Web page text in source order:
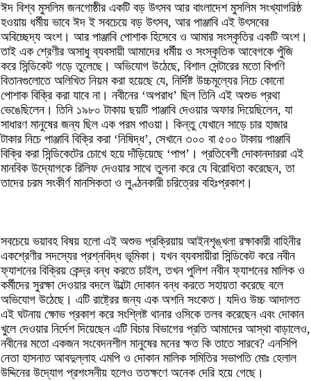
​ঈদ বিশ্ব মুসলিম জনগোষ্ঠীর একটি বড় উৎসব আর বাংলাদেশ মুসলিম সংখ্যাগরিষ্ঠ
হওয়ায় ধর্মীয় ভাবে ঈদ ই সবচেয়ে বড় উৎসব, আর পাঞ্জাবি এই উৎসবের
অবিচ্ছেদ্য অংশ। আর পাঞ্জাবি পোশাক হিসেবে ও আমার সংস্কৃতির একটি অংশ।
তাই এক শ্রেণীর অসাধু ব্যবসায়ী আমাদের ধর্মীয় ও সংস্কৃতিক আবেগকে পুঁজি
করে সিন্ডিকেট গড়ে তুলেছে। অভিযোগ উঠেছে, বিশাল সেন্টারের মতো বিপণি
বিতানগুলোতে অলিখিত নিয়ম করা হয়েছে যে, নির্দিষ্ট উচ্চমূল্যের নিচে কোনো
পোশাক বিক্রি করা যাবে না। নবীনের ‘অপরাধ’ ছিল তিনি এই অশুভ প্রথা
ভেঙেছিলেন। তিনি ১৯৮০ টাকায় ছয়টি পাঞ্জাবি দেওয়ার অফার দিয়েছিলেন, যা
সাধারণ মানুষের জন্য ছিল এক পরম পাওয়া। কিন্তু যেখানে সাড়ে চার হাজার
টাকার নিচে পাঞ্জাবি বিক্রি করা ‘নিষিদ্ধ’, সেখানে ৩০০ বা ৫০০ টাকায় পাঞ্জাবি
বিক্রি করা সিন্ডিকেটের চোখে হয়ে দাঁড়িয়েছে ‘পাপ’। প্রতিবেশী দোকানদাররা এই
মানবিক উদ্যোগকে রিলিফ দেওয়ার সাথে তুলনা করে যে বিরোধিতা করেছেন, তা
তাদের চরম সংকীর্ণ মানসিকতা ও লুণ্ঠনকারী চরিত্রের বহিঃপ্রকাশ।
​সবচেয়ে ভয়াবহ বিষয় হলো এই অশুভ প্রক্রিয়ায় আইনশৃঙ্খলা রক্ষাকারী বাহিনীর
একশ্রেণীর সদস্যের প্রশ্নবিদ্ধ ভূমিকা। যখন ব্যবসায়ীরা সিন্ডিকেট করে নবীন
ফ্যাশনের বিক্রিয় কেন্দ্র বন্ধ করতে চাইল, তখন পুলিশ নবীন ফ্যাশনের মালিক ও
কর্মীদের সুরক্ষা দেওয়ার বদলে উল্টো দোকান বন্ধ করতে সহায়তা করেছে বলে
অভিযোগ উঠেছে। এটি রাষ্ট্রের জন্য এক অশনি সংকেত। যদিও উচ্চ আদালত
এই ঘটনায় ক্ষোভ প্রকাশ করে সংশ্লিষ্ট থানার ওসিকে তলব করেছেন এবং দোকান
খুলে দেওয়ার নির্দেশ দিয়েছেন এটি বিচার বিভাগের প্রতি আমাদের আস্থা বাড়ালেও,
নবীনের মতো একজন সংবেদনশীল মানুষের মনের ক্ষত কি তাতে সারবে? এনসিপি
নেতা হাসনাত আবদুল্লাহ এমপি ও দোকান মালিক সমিতির সভাপতি মোঃ হেলাল
উদ্দিনের উদ্যোগ প্রশংসনীয় হলেও ততক্ষণে অনেক দেরি হয়ে গেছে।